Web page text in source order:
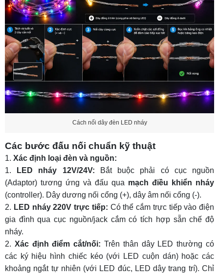
Cách nối dây đèn LED nháy
Các bước đấu nối chuẩn kỹ thuật
Xác định loại đèn và nguồn:
LED nháy 12V/24V: Bắt buộc phải có cục nguồn
(Adaptor) tương ứng và đấu qua mạch điều khiển nháy
(controller). Dây dương nối cổng (+), dây âm nối cổng (-).
LED nháy 220V trực tiếp: Có thể cắm trực tiếp vào điện
gia đình qua cục nguồn/jack cắm có tích hợp sẵn chế độ
nháy.
Xác định điểm cắt/nối: Trên thân dây LED thường có
các ký hiệu hình chiếc kéo (với LED cuộn dán) hoặc các
khoảng ngắt tự nhiên (với LED đúc, LED dây trang trí). Chỉ